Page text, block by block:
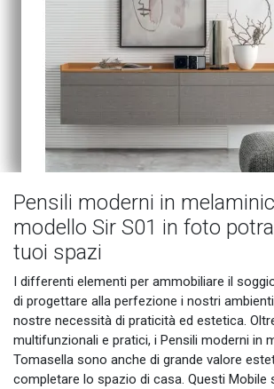
Pensili moderni in
modello Sir S01 in foto
tuoi spazi
I differenti elementi per ammobiliare il
di progettare alla perfezione i nostri
nostre necessità di praticità ed estetica.
multifunzionali e pratici, i Pensili moderni in
Tomasella sono anche di grande valore
completare lo spazio di casa. Questi Mobile